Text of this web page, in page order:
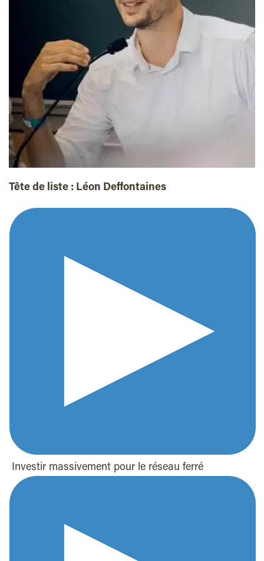
Tête de liste : Léon Deffontaines
Investir massivement pour le réseau ferré